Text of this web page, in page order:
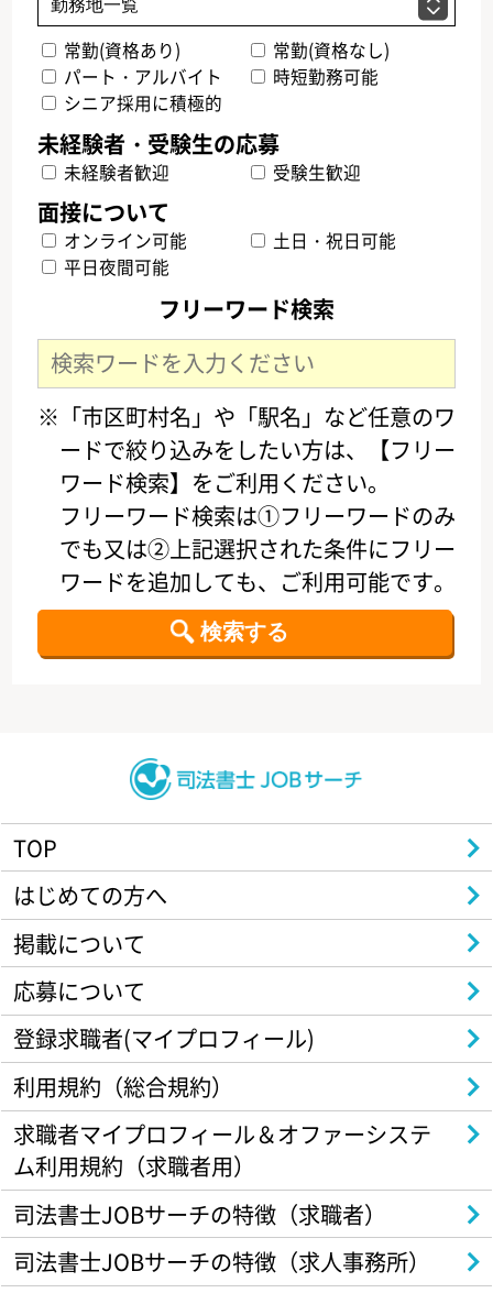
常勤(資格あり)
常勤(資格なし)
パート・アルバイト
時短勤務可能
シニア採用に積極的
未経験者歓迎 受験生歓迎
オンライン可能
土日・祝日可能
平日夜間可能
フリーワード検索
※「市区町村名」や「駅名」など任意のワ
ードで絞り込みをしたい方は、【フリー
ワード検索】をご利用ください。
フリーワード検索は①フリーワードのみ
でも又は②上記選択された条件にフリー
ワードを追加しても、ご利用可能です。
TOP
はじめての方へ
掲載について
応募について
登録求職者(マイプロフィール)
利用規約（総合規約）
求職者マイプロフィール＆オファーシステ
ム利用規約（求職者用）
司法書士JOBサーチの特徴（求職者）
司法書士JOBサーチの特徴（求人事務所）